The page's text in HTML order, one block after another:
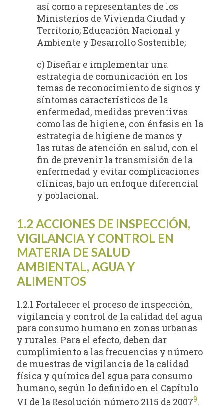
así como a representantes de los
Ministerios de Vivienda Ciudad y
Territorio; Educación Nacional y
Ambiente y Desarrollo Sostenible;
c) Diseñar e implementar una
estrategia de comunicación en los
temas de reconocimiento de signos y
síntomas característicos de la
enfermedad, medidas preventivas
como las de higiene, con énfasis en la
estrategia de higiene de manos y
las rutas de atención en salud, con el
fin de prevenir la transmisión de la
enfermedad y evitar complicaciones
clínicas, bajo un enfoque diferencial
y poblacional.
1.2 ACCIONES DE INSPECCIÓN,
VIGILANCIA Y CONTROL EN
MATERIA DE SALUD
AMBIENTAL, AGUA Y
ALIMENTOS
1.2.1 Fortalecer el proceso de inspección,
vigilancia y control de la calidad del agua
para consumo humano en zonas urbanas
y rurales. Para el efecto, deben dar
cumplimiento a las frecuencias y número
de muestras de vigilancia de la calidad
física y química del agua para consumo
humano, según lo definido en el Capítulo
VI de la Resolución número 2115 de 20079.